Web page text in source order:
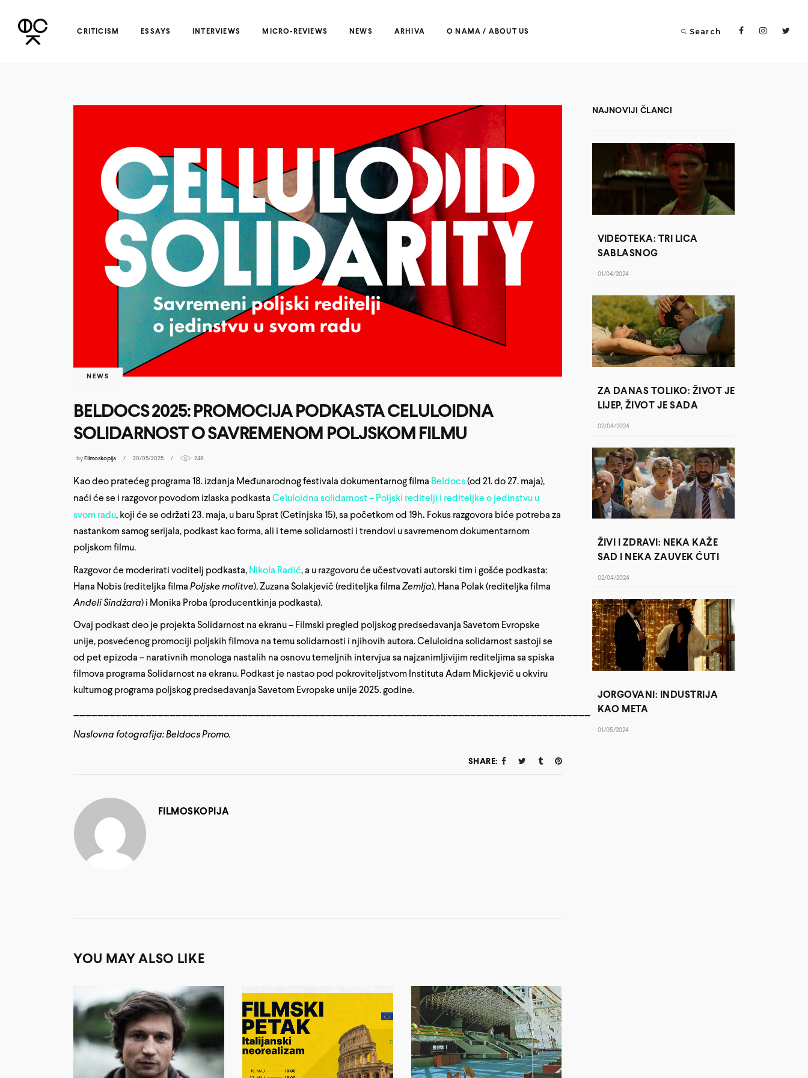
CRITICISM ESSAYS INTERVIEWS MICRO-REVIEWS NEWS ARHIVA O NAMA / ABOUT US Search
NEWS
BELDOCS 2025: PROMOCIJA PODKASTA CELULOIDNA
SOLIDARNOST O SAVREMENOM POLJSKOM FILMU
by Filmoskopija 20/05/2025 248
Kao deo pratećeg programa 18. izdanja Međunarodnog festivala dokumentarnog filma Beldocs(od 21. do 27. maja),
naći će se i razgovor povodom izlaska podkasta Celuloidna solidarnost – Poljski reditelji i rediteljke o jedinstvu u
svom radu, koji će se održati 23. maja, u baru Sprat (Cetinjska 15), sa početkom od 19h. Fokus razgovora biće potreba za
nastankom samog serijala, podkast kao forma, ali i teme solidarnosti i trendovi u savremenom dokumentarnom
poljskom filmu.
Razgovor će moderirati voditelj podkasta, Nikola Radić, a u razgovoru će učestvovati autorski tim i gošće podkasta:
Hana Nobis (rediteljka filma Poljske molitve), Zuzana Solakjevič (rediteljka filma Zemlja), Hana Polak (rediteljka filma
Anđeli Sindžara) i Monika Proba (producentkinja podkasta).
Ovaj podkast deo je projekta Solidarnost na ekranu – Filmski pregled poljskog predsedavanja Savetom Evropske
unije, posvećenog promociji poljskih filmova na temu solidarnosti i njihovih autora. Celuloidna solidarnost sastoji se
od pet epizoda – narativnih monologa nastalih na osnovu temeljnih intervjua sa najzanimljivijim rediteljima sa spiska
filmova programa Solidarnost na ekranu. Podkast je nastao pod pokroviteljstvom Instituta Adam Mickjevič u okviru
kulturnog programa poljskog predsedavanja Savetom Evropske unije 2025. godine.
Naslovna fotografija:Beldocs Promo.
SHARE:
FILMOSKOPIJA
YOU MAY ALSO LIKE
NAJNOVIJI ČLANCI
VIDEOTEKA: TRI LICA
SABLASNOG
01/04/2024
ZA DANAS TOLIKO: ŽIVOT JE
LIJEP, ŽIVOT JE SADA
02/04/2024
ŽIVI I ZDRAVI: NEKA KAŽE
SAD I NEKA ZAUVEK ĆUTI
02/04/2024
JORGOVANI: INDUSTRIJA
KAO META
01/05/2024